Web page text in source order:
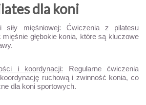
dla koni
siły mięśniowej: Ćwiczenia z pilatesu
głębokie konia, które są kluczowe
i koordynacji: Regularne ćwiczenia
ruchową i zwinność konia, co
dla koni sportowych.